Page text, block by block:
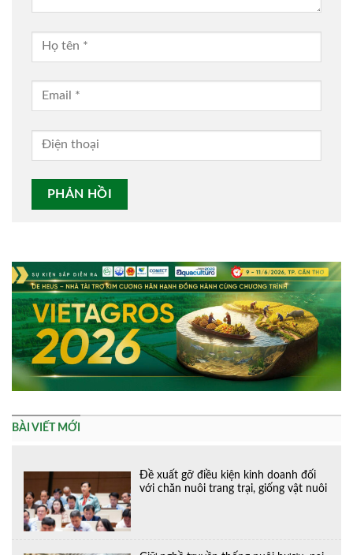
BÀI VIẾT MỚI
Đề xuất gỡ điều kiện kinh doanh đối
với chăn nuôi trang trại, giống vật nuôi